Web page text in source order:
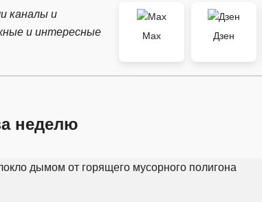
каналы и
и интересные
Max
Дзен
неделю